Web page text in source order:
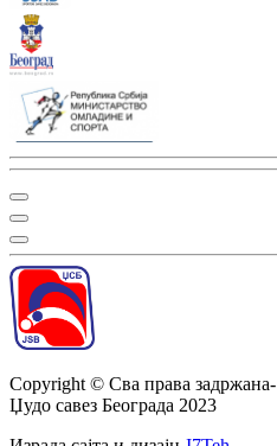
Copyright © Сва права задржана-
Џудо савез Београда 2023